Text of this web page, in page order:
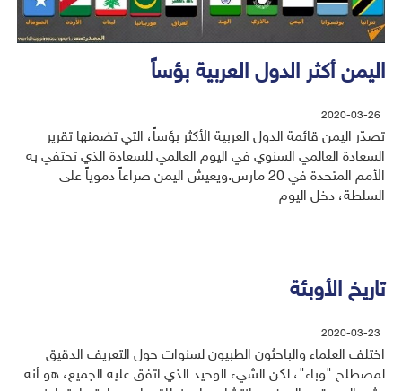
اليمن أكثر الدول العربية بؤساً
2020-03-26
تصدّر اليمن قائمة الدول العربية الأكثر بؤساً، التي تضمنها تقرير
السعادة العالمي السنوي في اليوم العالمي للسعادة الذي تحتفي به
الأمم المتحدة في 20 مارس.ويعيش اليمن صراعاً دموياً على
السلطة، دخل اليوم
تاريخ الأوبئة
2020-03-23
اختلف العلماء والباحثون الطبيون لسنوات حول التعريف الدقيق
لمصطلح "وباء"، لكن الشيء الوحيد الذي اتفق عليه الجميع، هو أنه